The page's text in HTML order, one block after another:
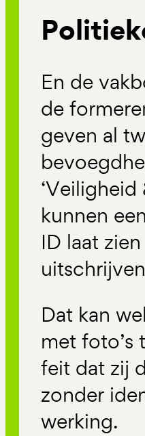
En de
de
geven al
‘Veiligheid
kunnen
ID laat
Dat kan
met foto’s
feit dat zij
zonder
werking.